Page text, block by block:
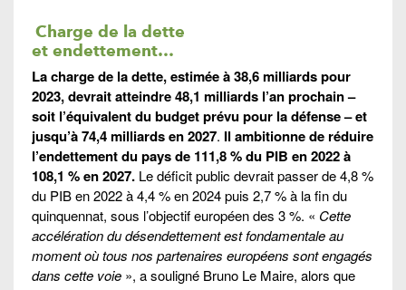
Charge de la dette
et endettement…
La charge de la dette, estimée à 38,6 milliards pour
2023, devrait atteindre 48,1 milliards l’an prochain –
soit l’équivalent du budget prévu pour la défense – et
jusqu’à 74,4 milliards en 2027. Il ambitionne de réduire
l’endettement du pays de 111,8 % du PIB en 2022 à
108,1 % en 2027. Le déficit public devrait passer de 4,8 %
du PIB en 2022 à 4,4 % en 2024 puis 2,7 % à la fin du
quinquennat, sous l’objectif européen des 3 %. « Cette
accélération du désendettement est fondamentale au
moment où tous nos partenaires européens sont engagés
dans cette voie », a souligné Bruno Le Maire, alors que